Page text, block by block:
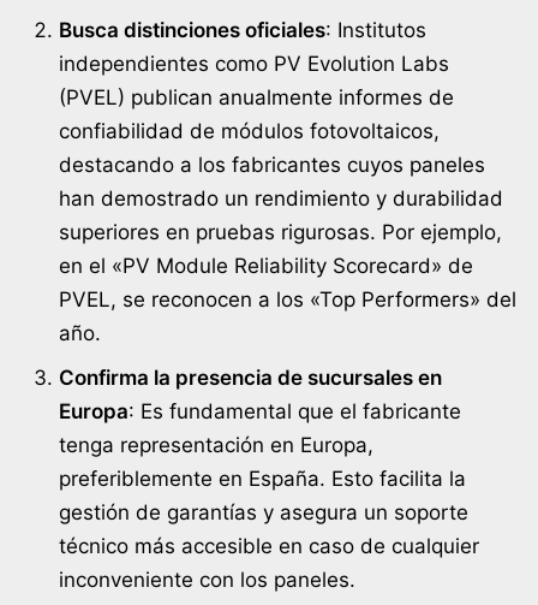
Busca distinciones oficiales: Institutos
independientes como PV Evolution Labs
(PVEL) publican anualmente informes de
confiabilidad de módulos fotovoltaicos,
destacando a los fabricantes cuyos paneles
han demostrado un rendimiento y durabilidad
superiores en pruebas rigurosas. Por ejemplo,
en el «PV Module Reliability Scorecard» de
PVEL, se reconocen a los «Top Performers» del
año.
Confirma la presencia de sucursales en
Europa: Es fundamental que el fabricante
tenga representación en Europa,
preferiblemente en España. Esto facilita la
gestión de garantías y asegura un soporte
técnico más accesible en caso de cualquier
inconveniente con los paneles.